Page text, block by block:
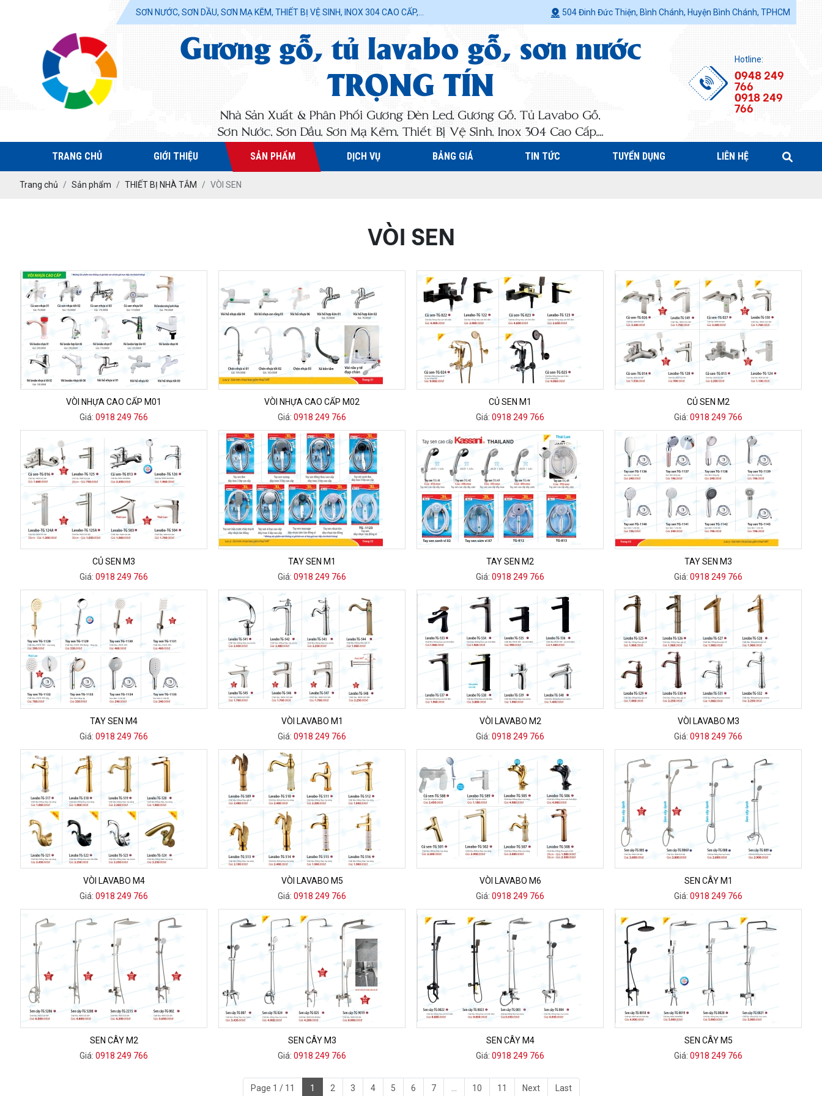
SƠN NƯỚC, SƠN DẦU, SƠN MẠ KẼM, THIẾT BỊ VỆ SINH, INOX 304 CAO CẤP,... 504 Đinh Đức Thiện, Bình Chánh, Huyện Bình Chánh, TPHCM
Gương gỗ, tủ lavabo gỗ, sơn nước
TRỌNG TÍN
Nhà Sản Xuất & Phân Phối Gương Đèn Led, Gương Gỗ, Tủ Lavabo Gỗ,
Sơn Nước, Sơn Dầu, Sơn Mạ Kẽm, Thiết Bị Vệ Sinh, Inox 304 Cao Cấp,...
Hotline:
0948 249
766
0918 249
766
TRANG CHỦ GIỚI THIỆU SẢN PHẨM DỊCH VỤ BẢNG GIÁ TIN TỨC TUYỂN DỤNG LIÊN HỆ
Trang chủ Sản phẩm THIẾT BỊ NHÀ TẮM VÒI SEN
VÒI SEN
VÒI NHỰA CAO CẤP M01
Giá: 0918 249 766
VÒI NHỰA CAO CẤP M02
Giá: 0918 249 766
CỦ SEN M1
Giá: 0918 249 766
CỦ SEN M2
Giá: 0918 249 766
CỦ SEN M3
Giá: 0918 249 766
TAY SEN M1
Giá: 0918 249 766
TAY SEN M2
Giá: 0918 249 766
TAY SEN M3
Giá: 0918 249 766
TAY SEN M4
Giá: 0918 249 766
VÒI LAVABO M1
Giá: 0918 249 766
VÒI LAVABO M2
Giá: 0918 249 766
VÒI LAVABO M3
Giá: 0918 249 766
VÒI LAVABO M4
Giá: 0918 249 766
VÒI LAVABO M5
Giá: 0918 249 766
VÒI LAVABO M6
Giá: 0918 249 766
SEN CÂY M1
Giá: 0918 249 766
SEN CÂY M2
Giá: 0918 249 766
SEN CÂY M3
Giá: 0918 249 766
SEN CÂY M4
Giá: 0918 249 766
SEN CÂY M5
Giá: 0918 249 766
Page 1 / 11 1 2 3 4 5 6 7 10 11 Next Last